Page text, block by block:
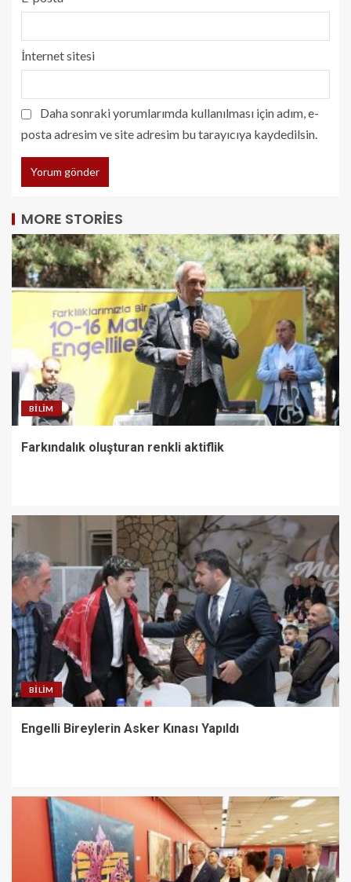
İnternet sitesi
Daha sonraki yorumlarımda kullanılması için adım, e-
posta adresim ve site adresim bu tarayıcıya kaydedilsin.
MORE STORIES
BILIM
Farkındalık oluşturan renkli aktiflik
BILIM
Engelli Bireylerin Asker Kınası Yapıldı